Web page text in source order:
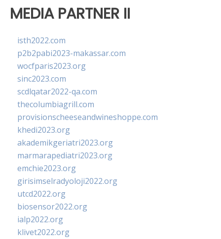
MEDIA PARTNER II
isth2022.com
p2b2pabi2023-makassar.com
wocfparis2023.org
sinc2023.com
scdlqatar2022-qa.com
thecolumbiagrill.com
provisionscheeseandwineshoppe.com
khedi2023.org
akademikgeriatri2023.org
marmarapediatri2023.org
emchie2023.org
girisimselradyoloji2022.org
utcd2022.org
biosensor2022.org
ialp2022.org
klivet2022.org